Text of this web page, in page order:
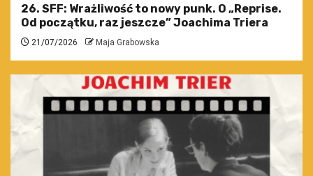
26. SFF: Wrażliwość to nowy punk. O „Reprise.
Od początku, raz jeszcze” Joachima Triera
21/07/2026 Maja Grabowska